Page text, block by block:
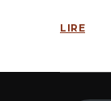
LIRE